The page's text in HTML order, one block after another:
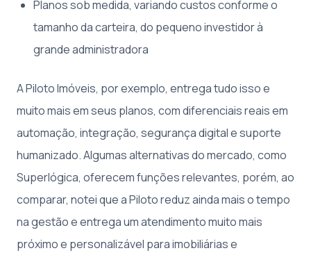
Planos sob medida, variando custos conforme o
tamanho da carteira, do pequeno investidor à
grande administradora
A Piloto Imóveis, por exemplo, entrega tudo isso e
muito mais em seus planos, com diferenciais reais em
automação, integração, segurança digital e suporte
humanizado. Algumas alternativas do mercado, como
Superlógica, oferecem funções relevantes, porém, ao
comparar, notei que a Piloto reduz ainda mais o tempo
na gestão e entrega um atendimento muito mais
próximo e personalizável para imobiliárias e